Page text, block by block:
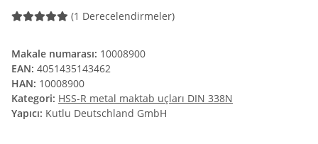
(1 Derecelendirmeler)
Makale numarası: 10008900
EAN: 4051435143462
HAN: 10008900
Kategori: HSS-R metal maktab uçları DIN 338N
Yapıcı: Kutlu Deutschland GmbH